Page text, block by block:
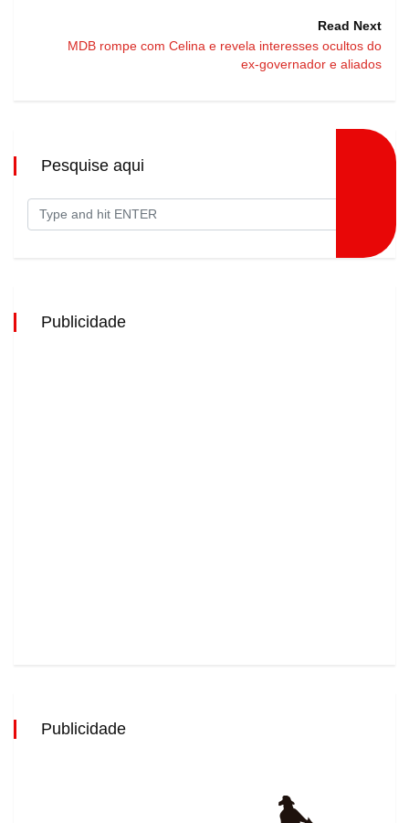
Read Next
MDB rompe com Celina e revela interesses ocultos do
ex-governador e aliados
Pesquise aqui
Publicidade
Publicidade